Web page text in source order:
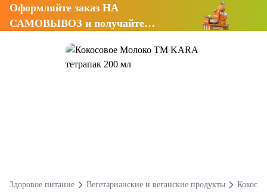
Оформляйте заказ НА
САМОВЫВОЗ и получайте
Здоровое питание Вегетарианские и веганские продукты